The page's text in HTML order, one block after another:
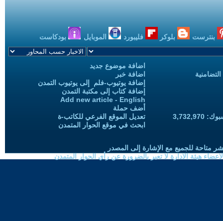
بنترست بلوكر فليبورد الموبايل بودكاست
اضافة موضوع جديد
اضافة خبر
إضافة يوتيوب-فلم إلى يوتيوب التمدن
إضافة كتاب إلى مكتبة التمدن
Add new article - English
أضف حملة
تعديل الموقع الفرعي للكاتب-ة
ابحث في موقع الحوار المتمدن
متاحة للجميع مع الإشارة إلى المصدر
هيئة الادارة لا تعبر بالضرورة عن رأي الحوار المتمدن